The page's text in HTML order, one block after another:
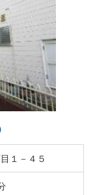
１－４５